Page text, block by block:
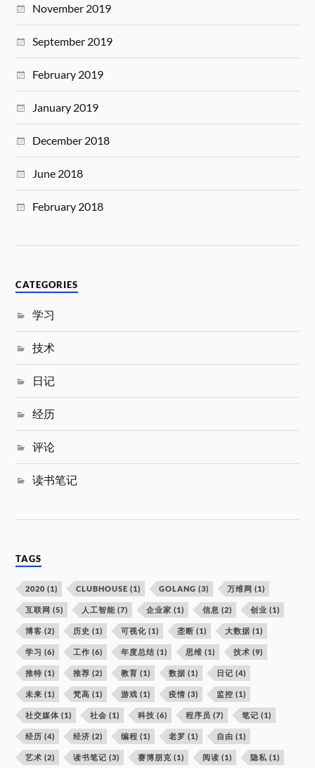
November 2019
September 2019
February 2019
January 2019
December 2018
June 2018
February 2018
CATEGORIES
学习
技术
日记
经历
评论
读书笔记
TAGS
2020 (1) CLUBHOUSE (1) GOLANG (3) 万维网 (1)
互联网 (5) 人工智能 (7) 企业家 (1) 信息 (2) 创业 (1)
博客 (2) 历史 (1) 可视化 (1) 垄断 (1) 大数据 (1)
学习 (6) 工作 (6) 年度总结 (1) 思维 (1) 技术 (9)
推特 (1) 推荐 (2) 教育 (1) 数据 (1) 日记 (4)
未来 (1) 梵高 (1) 游戏 (1) 疫情 (3) 监控 (1)
社交媒体 (1) 社会 (1) 科技 (6) 程序员 (7) 笔记 (1)
经历 (4) 经济 (2) 编程 (1) 老罗 (1) 自由 (1)
艺术 (2) 读书笔记 (3) 赛博朋克 (1) 阅读 (1) 隐私 (1)